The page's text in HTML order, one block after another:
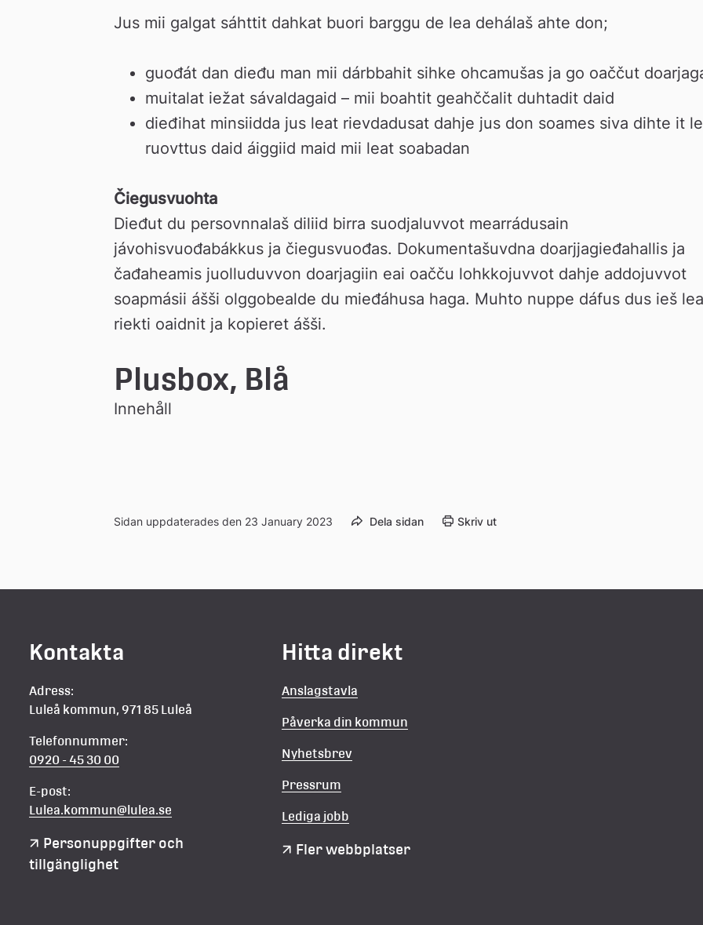
Jus mii galgat sáhttit dahkat buori barggu de lea dehálaš ahte don;
guođát dan dieđu man mii dárbbahit sihke ohcamušas ja go oaččut
muitalat iežat sávaldagaid – mii boahtit geahččalit duhtadit daid
dieđihat minsiidda jus leat rievdadusat dahje jus don soames siva dihte it
ruovttus daid áiggiid maid mii leat soabadan
Čiegusvuohta
Dieđut du persovnnalaš diliid birra suodjaluvvot mearrádusain
jávohisvuođabákkus ja čiegusvuođas. Dokumentašuvdna doarjjagieđahallis ja
čađaheamis juolluduvvon doarjagiin eai oačču lohkkojuvvot dahje addojuvvot
soapmásii ášši olggobealde du mieđáhusa haga. Muhto nuppe dáfus dus ieš lea
riekti oaidnit ja kopieret ášši.
Plusbox, Blå
Innehåll
Sidan uppdaterades den 23 January 2023 Dela sidan Skriv ut
Kontakta
Adress:
Luleå kommun, 971 85 Luleå
Telefonnummer:
0920 - 45 30 00
E-post:
Lulea.kommun@lulea.se
Personuppgifter och
tillgänglighet
Hitta direkt
Anslagstavla
Påverka din kommun
Nyhetsbrev
Pressrum
Lediga jobb
Fler webbplatser